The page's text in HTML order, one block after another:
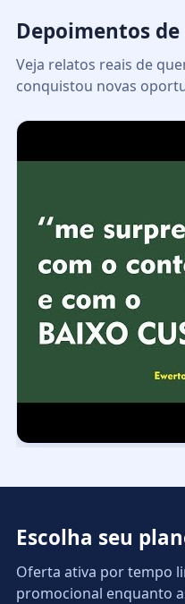
Depoimentos
Veja relatos reais de
conquistou novas
Escolha seu
Oferta ativa por tempo
promocional enquanto